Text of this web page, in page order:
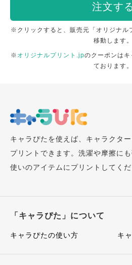
注文す
※クリックすると、販売元「オリジナル
移動します。
※ オリジナルプリント.jpのクーポンは
ております。
キャラぴたを使えば、キャラクタ
プリントできます。洗濯や摩擦に
使いのアイテムにプリントしてくだ
「キャラぴた」について
キャラぴたの使い方 キ